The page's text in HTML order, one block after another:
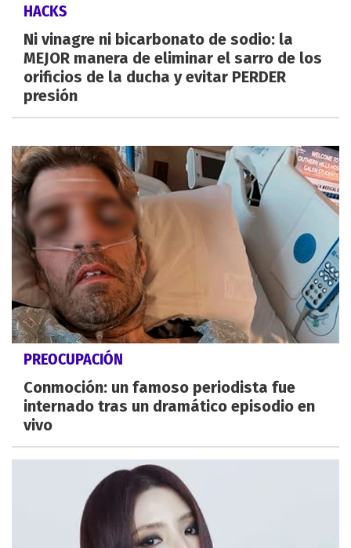
HACKS
Ni vinagre ni bicarbonato de sodio: la
MEJOR manera de eliminar el sarro de los
orificios de la ducha y evitar PERDER
presión
PREOCUPACIÓN
Conmoción: un famoso periodista fue
internado tras un dramático episodio en
vivo